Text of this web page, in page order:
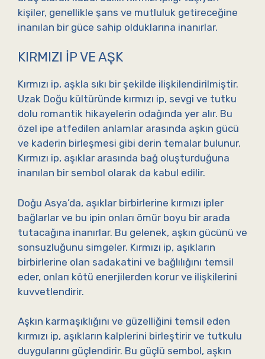
kişiler, genellikle şans ve mutluluk getireceğine
inanılan bir güce sahip olduklarına inanırlar.
KIRMIZI İP VE AŞK
Kırmızı ip, aşkla sıkı bir şekilde ilişkilendirilmiştir.
Uzak Doğu kültüründe kırmızı ip, sevgi ve tutku
dolu romantik hikayelerin odağında yer alır. Bu
özel ipe atfedilen anlamlar arasında aşkın gücü
ve kaderin birleşmesi gibi derin temalar bulunur.
Kırmızı ip, aşıklar arasında bağ oluşturduğuna
inanılan bir sembol olarak da kabul edilir.
Doğu Asya’da, aşıklar birbirlerine kırmızı ipler
bağlarlar ve bu ipin onları ömür boyu bir arada
tutacağına inanırlar. Bu gelenek, aşkın gücünü ve
sonsuzluğunu simgeler. Kırmızı ip, aşıkların
birbirlerine olan sadakatini ve bağlılığını temsil
eder, onları kötü enerjilerden korur ve ilişkilerini
kuvvetlendirir.
Aşkın karmaşıklığını ve güzelliğini temsil eden
kırmızı ip, aşıkların kalplerini birleştirir ve tutkulu
duygularını güçlendirir. Bu güçlü sembol, aşkın